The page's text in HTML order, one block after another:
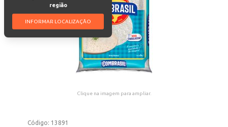
região
INFORMAR LOCALIZAÇÃO
Clique na imagem para ampliar.
Código: 13891